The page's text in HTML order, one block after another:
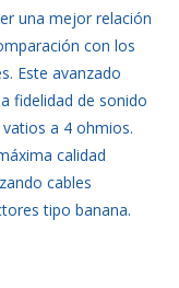
una mejor relación
con los
Este avanzado
fidelidad de sonido
a 4 ohmios.
calidad
cables
tipo banana.